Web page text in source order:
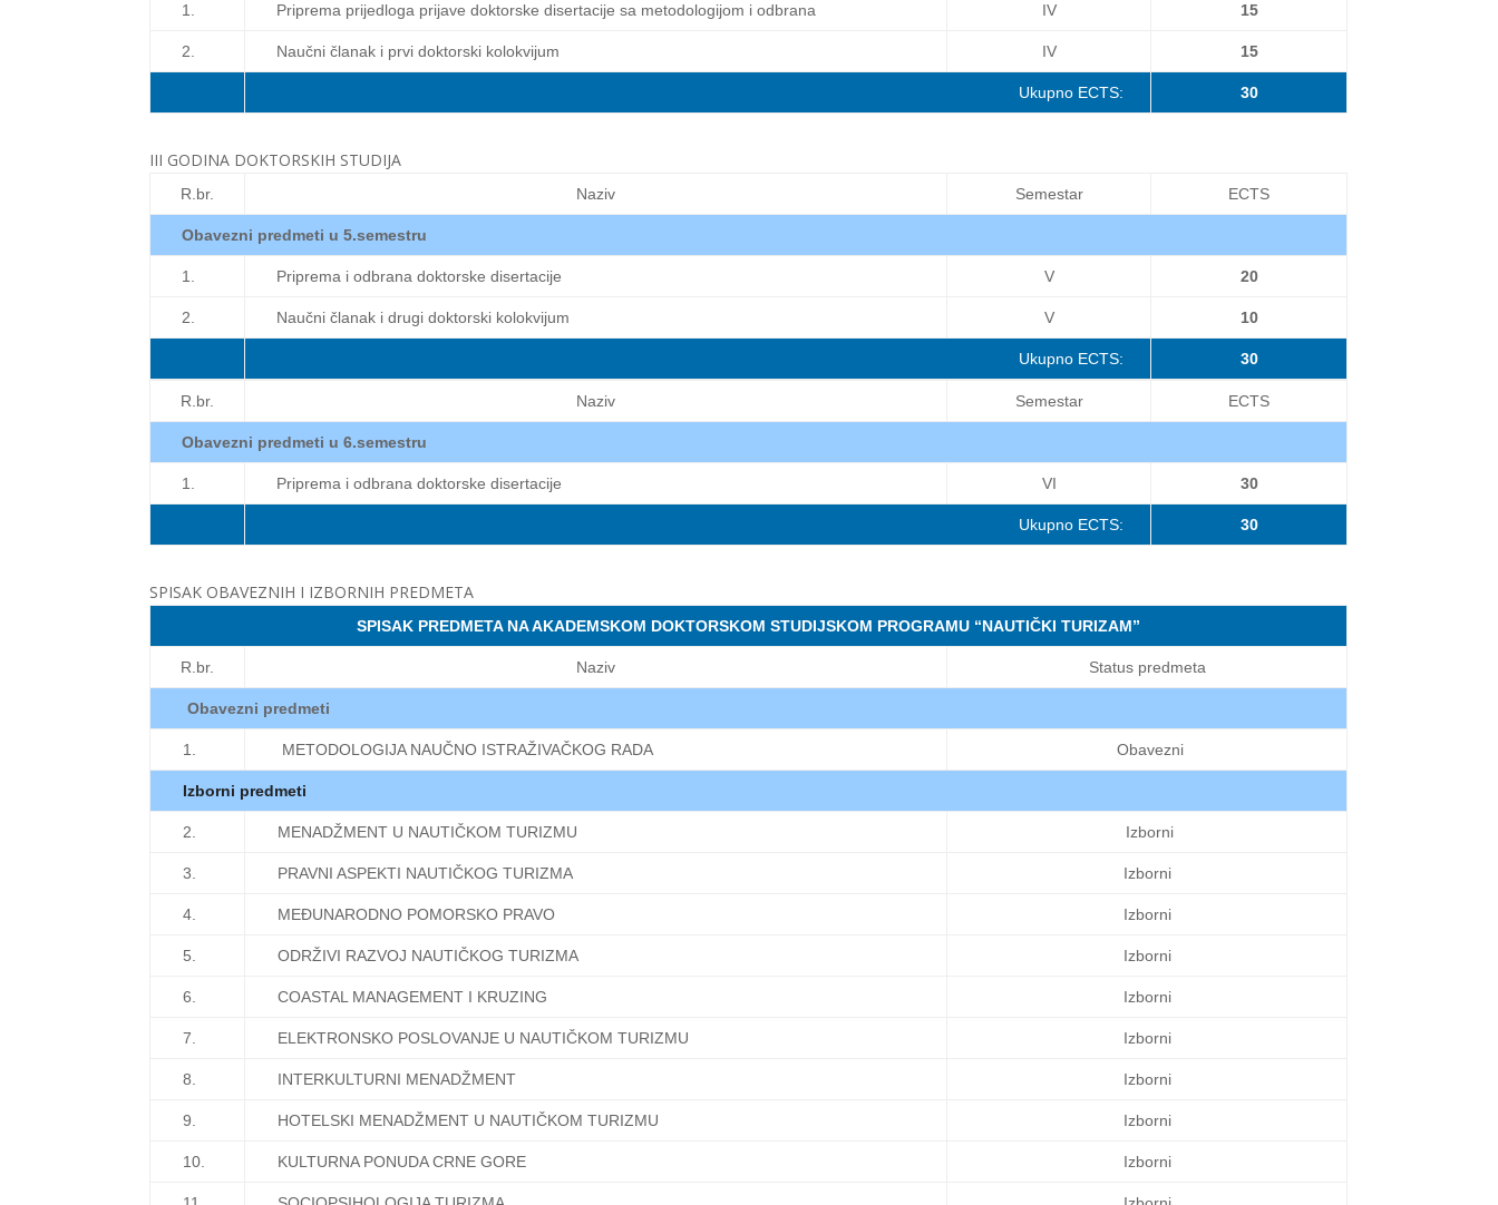
1. Priprema prijedloga prijave doktorske disertacije sa metodologijom i odbrana IV 15
2. Naučni članak i prvi doktorski kolokvijum IV 15
Ukupno ECTS: 30
III GODINA DOKTORSKIH STUDIJA
R.br. Naziv Semestar ECTS
Obavezni predmeti u 5.semestru
1. Priprema i odbrana doktorske disertacije V 20
2. Naučni članak i drugi doktorski kolokvijum V 10
Ukupno ECTS: 30
R.br. Naziv Semestar ECTS
Obavezni predmeti u 6.semestru
1. Priprema i odbrana doktorske disertacije VI 30
Ukupno ECTS: 30
SPISAK OBAVEZNIH I IZBORNIH PREDMETA
SPISAK PREDMETA NA AKADEMSKOM DOKTORSKOM STUDIJSKOM PROGRAMU “NAUTIČKI TURIZAM”
R.br. Naziv Status predmeta
Obavezni predmeti
1. METODOLOGIJA NAUČNO ISTRAŽIVAČKOG RADA Obavezni
Izborni predmeti
2. MENADŽMENT U NAUTIČKOM TURIZMU Izborni
3. PRAVNI ASPEKTI NAUTIČKOG TURIZMA Izborni
4. MEĐUNARODNO POMORSKO PRAVO Izborni
5. ODRŽIVI RAZVOJ NAUTIČKOG TURIZMA Izborni
6. COASTAL MANAGEMENT I KRUZING Izborni
7. ELEKTRONSKO POSLOVANJE U NAUTIČKOM TURIZMU Izborni
8. INTERKULTURNI MENADŽMENT Izborni
9. HOTELSKI MENADŽMENT U NAUTIČKOM TURIZMU Izborni
10. KULTURNA PONUDA CRNE GORE Izborni